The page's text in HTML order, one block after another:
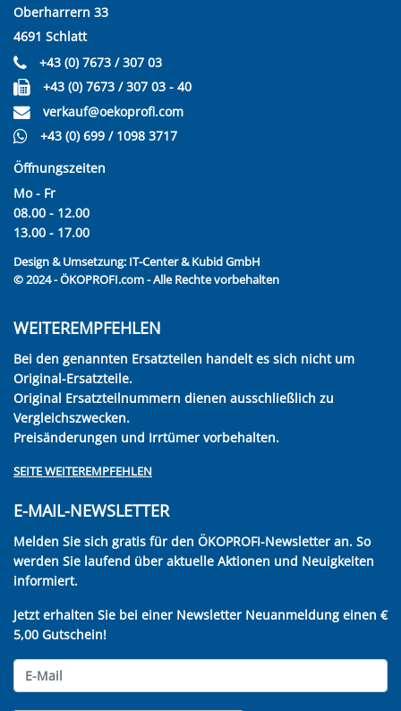
Oberharrern 33
4691 Schlatt
+43 (0) 7673 / 307 03
+43 (0) 7673 / 307 03 - 40
verkauf@oekoprofi.com
+43 (0) 699 / 1098 3717
Öffnungszeiten
Mo - Fr
08.00 - 12.00
13.00 - 17.00
Design & Umsetzung: IT-Center & Kubid GmbH
© 2024 - ÖKOPROFI.com - Alle Rechte vorbehalten
WEITEREMPFEHLEN
Bei den genannten Ersatzteilen handelt es sich nicht um
Original-Ersatzteile.
Original Ersatzteilnummern dienen ausschließlich zu
Vergleichszwecken.
Preisänderungen und Irrtümer vorbehalten.
SEITE WEITEREMPFEHLEN
E-MAIL-NEWSLETTER
Melden Sie sich gratis für den ÖKOPROFI-Newsletter an. So
werden Sie laufend über aktuelle Aktionen und Neuigkeiten
informiert.
Jetzt erhalten Sie bei einer Newsletter Neuanmeldung einen €
5,00 Gutschein!